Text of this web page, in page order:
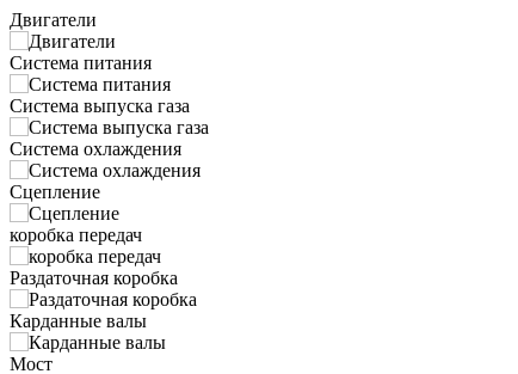
Двигатели
Система питания
Система выпуска газа
Система охлаждения
Сцепление
коробка передач
Раздаточная коробка
Карданные валы
Мост